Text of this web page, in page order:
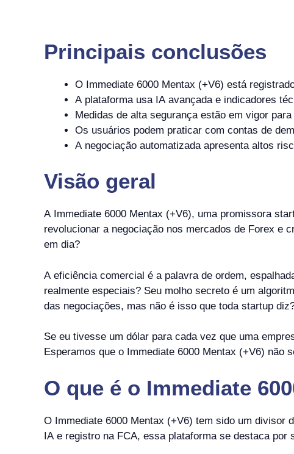
Principais conclusões
O Immediate 6000 Mentax (+V6) está
A plataforma usa IA avançada e indicadores
Medidas de alta segurança estão em vigor
Os usuários podem praticar com contas de
A negociação automatizada apresenta altos
Visão geral
A Immediate 6000 Mentax (+V6), uma promissora
revolucionar a negociação nos mercados de Forex e
em dia?
A eficiência comercial é a palavra de ordem,
realmente especiais? Seu molho secreto é um
das negociações, mas não é isso que toda startup
Se eu tivesse um dólar para cada vez que uma
Esperamos que o Immediate 6000 Mentax (+V6) não
O que é o Immediate
O Immediate 6000 Mentax (+V6) tem sido um divisor
IA e registro na FCA, essa plataforma se destaca